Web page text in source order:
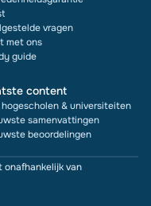
vragen
met ons
guide
content
& universiteiten
samenvattingen
beoordelingen
onafhankelijk van